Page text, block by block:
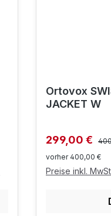
Ortovox
JACKET W
299,00 €
vorher 400,00 €
Preise inkl.